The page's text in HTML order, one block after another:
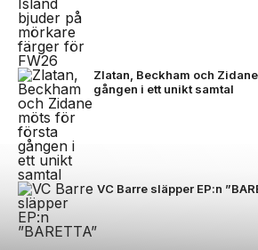
Zlatan, Beckham och
gången i ett unikt samtal
VC Barre släpper EP:n